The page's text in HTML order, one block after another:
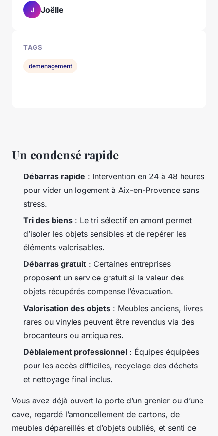
Un condensé rapide
Débarras rapide : Intervention en 24 à 48 heures
pour vider un logement à Aix-en-Provence sans
stress.
Tri des biens : Le tri sélectif en amont permet
d’isoler les objets sensibles et de repérer les
éléments valorisables.
Débarras gratuit : Certaines entreprises
proposent un service gratuit si la valeur des
objets récupérés compense l’évacuation.
Valorisation des objets : Meubles anciens, livres
rares ou vinyles peuvent être revendus via des
brocanteurs ou antiquaires.
Déblaiement professionnel : Équipes équipées
pour les accès difficiles, recyclage des déchets
et nettoyage final inclus.
Vous avez déjà ouvert la porte d’un grenier ou d’une
cave, regardé l’amoncellement de cartons, de
meubles dépareillés et d’objets oubliés, et senti ce
J Joëlle
TAGS
demenagement